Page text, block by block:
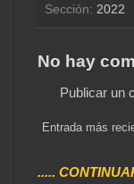
Sección: 2022
No hay
Publicar un
Entrada más
.....